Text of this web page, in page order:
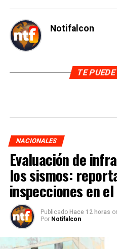
Notifalcon
TE
NACIONALES
Evaluación de
los sismos:
inspecciones en
Publicado Hace 12 horas
Por Notifalcon